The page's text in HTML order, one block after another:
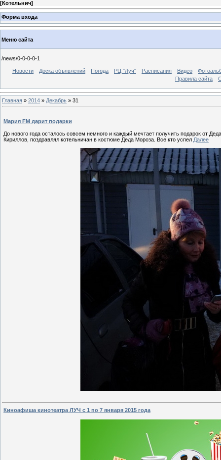
[Котельнич]
Форма входа
Меню сайта
/news/0-0-0-0-1
Новости Доска объявлений Погода РЦ "Луч" Расписания Видео
Правила сайта
Главная » 2014 » Декабрь » 31
Мария FM дарит подарки
До нового года осталось совсем немного и каждый мечтает получить подарок от
Кириллов, поздравлял котельничан в костюме Деда Мороза. Все кто успел Далее
Киноафиша кинотеатра ЛУЧ с 1 по 7 января 2015 года